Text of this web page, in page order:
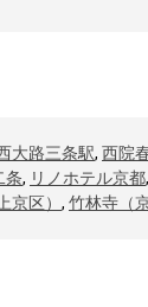
大路三条駅, 西院
条, リノホテル京都,
京区） , 竹林寺（